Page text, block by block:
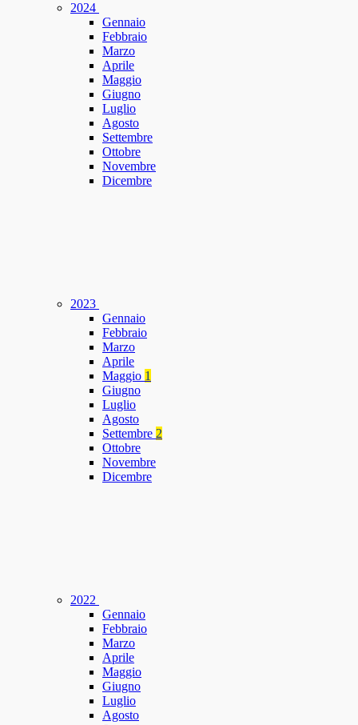
2024
Gennaio
Febbraio
Marzo
Aprile
Maggio
Giugno
Luglio
Agosto
Settembre
Ottobre
Novembre
Dicembre
2023
Gennaio
Febbraio
Marzo
Aprile
Maggio 1
Giugno
Luglio
Agosto
Settembre 2
Ottobre
Novembre
Dicembre
2022
Gennaio
Febbraio
Marzo
Aprile
Maggio
Giugno
Luglio
Agosto